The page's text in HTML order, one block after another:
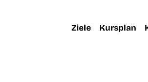
Ziele Kursplan